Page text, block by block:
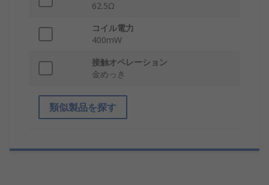
62.5Ω
コイル電力
400mW
接触オペレーション
金めっき
類似製品を探す